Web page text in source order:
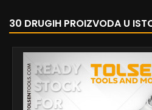
30 DRUGIH PROIZVODA U